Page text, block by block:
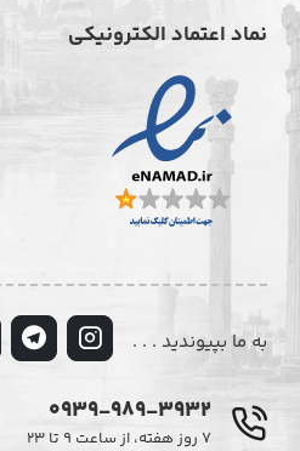
نماد اعتماد الکترونیکی
به ما بپیوندید . . .
0939-989-3932
۷ روز هفته، از ساعت ۹ تا ۲۳